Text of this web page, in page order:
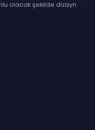
olacak şekilde dizayn